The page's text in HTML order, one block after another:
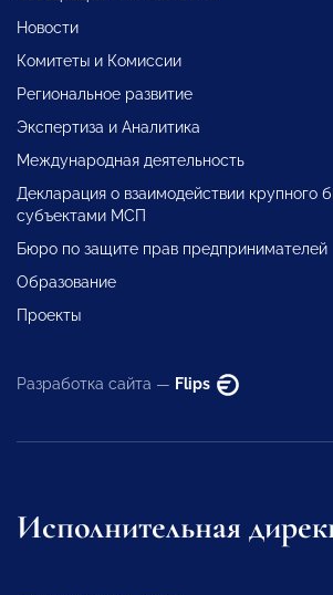
Новости
Комитеты и Комиссии
Региональное развитие
Экспертиза и Аналитика
Международная деятельность
Декларация о взаимодействии крупного
субъектами МСП
Бюро по защите прав предпринимателей
Образование
Проекты
Разработка сайта — Flips
Исполнительная